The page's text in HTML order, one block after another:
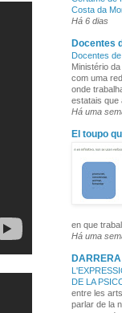
Costa da
Há 6 dias
Docentes
Docentes
Ministério
com uma
onde
estatais que
Há uma
El toupo
en que
Há uma
DE LA
entre les
parlar de la